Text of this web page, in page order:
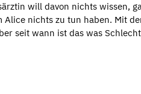
will davon nichts wissen,
nichts zu tun haben. Mit
seit wann ist das was